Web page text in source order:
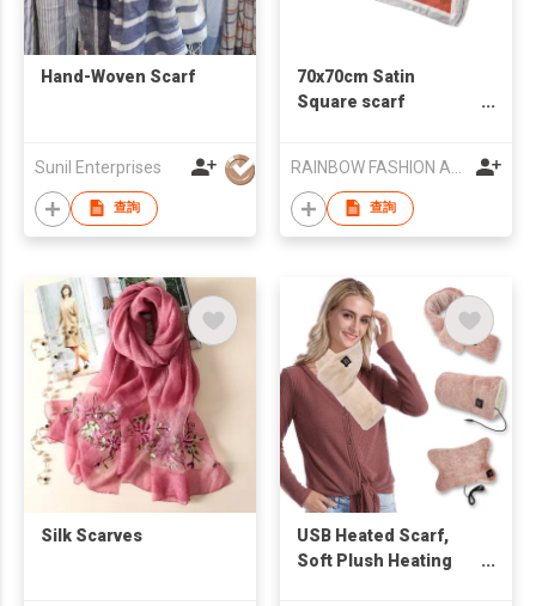
Hand-Woven Scarf
Sunil Enterprises
查詢
70x70cm Satin
Square scarf
Women, Hair Wrap,
Headband, Bandana,
Neckwear
查詢
Silk Scarves
USB Heated Scarf,
Soft Plush Heating